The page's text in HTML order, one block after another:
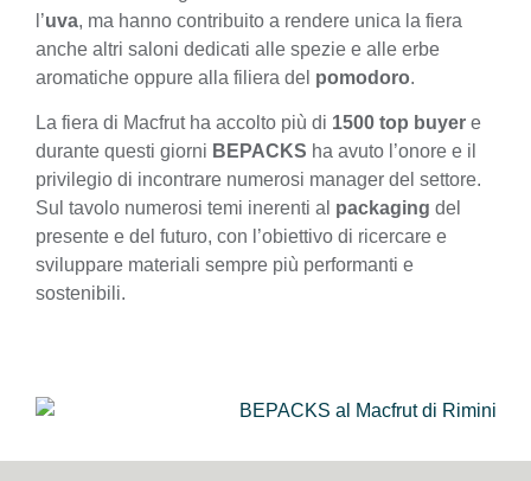
l’uva, ma hanno contribuito a rendere unica la fiera
anche altri saloni dedicati alle spezie e alle erbe
aromatiche oppure alla filiera del pomodoro.
La fiera di Macfrut ha accolto più di 1500 top buyer e
durante questi giorni BEPACKS ha avuto l’onore e il
privilegio di incontrare numerosi manager del settore.
Sul tavolo numerosi temi inerenti al packaging del
presente e del futuro, con l’obiettivo di ricercare e
sviluppare materiali sempre più performanti e
sostenibili.